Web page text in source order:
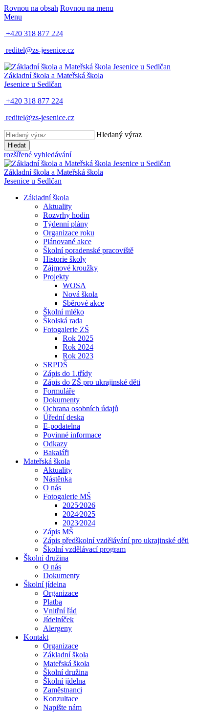
Rovnou na obsah Rovnou na menu
Menu
+420 318 877 224
reditel@zs-jesenice.cz
Základní škola a Mateřská škola
Jesenice u Sedlčan
+420 318 877 224
reditel@zs-jesenice.cz
Hledaný výraz
Hledat
rozšířené vyhledávání
Základní škola a Mateřská škola
Jesenice u Sedlčan
Základní škola
Aktuality
Rozvrhy hodin
Týdenní plány
Organizace roku
Plánované akce
Školní poradenské pracoviště
Historie školy
Zájmové kroužky
Projekty
WOSA
Nová škola
Sběrové akce
Školní mléko
Školská rada
Fotogalerie ZŠ
Rok 2025
Rok 2024
Rok 2023
SRPDŠ
Zápis do 1.třídy
Zápis do ZŠ pro ukrajinské děti
Formuláře
Dokumenty
Ochrana osobních údajů
Úřední deska
E-podatelna
Povinné informace
Odkazy
Bakaláři
Mateřská škola
Aktuality
Nástěnka
O nás
Fotogalerie MŠ
2025⁄2026
2024⁄2025
2023⁄2024
Zápis MŠ
Zápis předškolní vzdělávání pro ukrajinské děti
Školní vzdělávací program
Školní družina
O nás
Dokumenty
Školní jídelna
Organizace
Platba
Vnitřní řád
Jídelníček
Alergeny
Kontakt
Organizace
Základní škola
Mateřská škola
Školní družina
Školní jídelna
Zaměstnanci
Konzultace
Napište nám